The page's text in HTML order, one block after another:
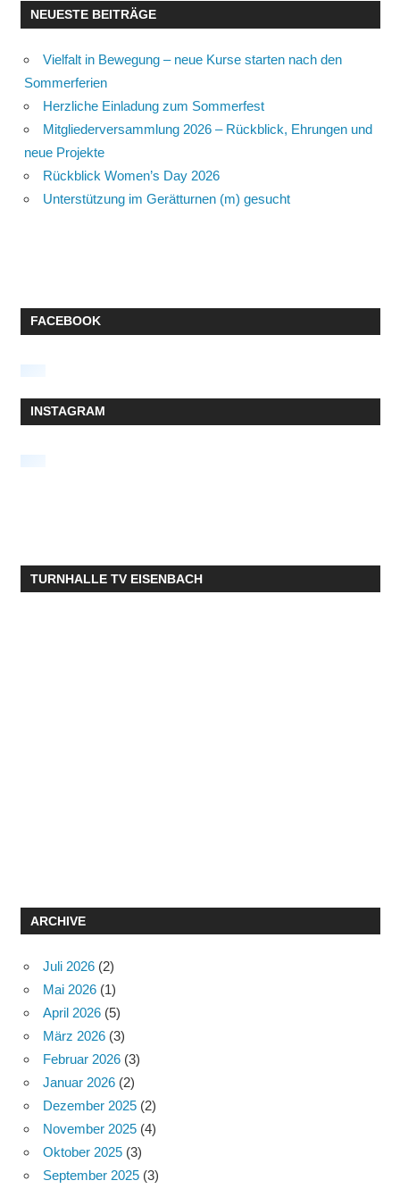
NEUESTE BEITRÄGE
Vielfalt in Bewegung – neue Kurse starten nach den
Sommerferien
Herzliche Einladung zum Sommerfest
Mitgliederversammlung 2026 – Rückblick, Ehrungen und
neue Projekte
Rückblick Women’s Day 2026
Unterstützung im Gerätturnen (m) gesucht
FACEBOOK
INSTAGRAM
TURNHALLE TV EISENBACH
ARCHIVE
Juli 2026 (2)
Mai 2026 (1)
April 2026 (5)
März 2026 (3)
Februar 2026 (3)
Januar 2026 (2)
Dezember 2025 (2)
November 2025 (4)
Oktober 2025 (3)
September 2025 (3)